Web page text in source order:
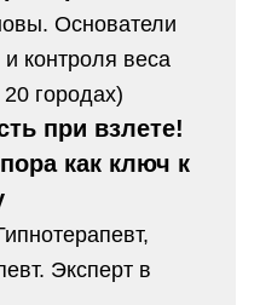
Основатели
контроля веса
городах)
при взлете!
как ключ к
Эксперт в